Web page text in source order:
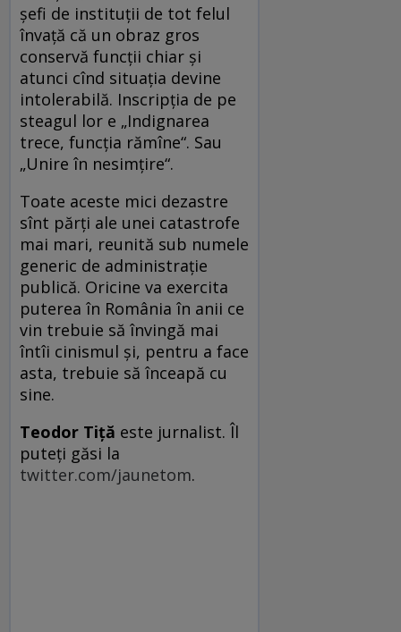
șefi de instituții de tot felul
învață că un obraz gros
conservă funcții chiar și
atunci cînd situația devine
intolerabilă. Inscripția de pe
steagul lor e „Indignarea
trece, funcția rămîne“. Sau
„Unire în nesimțire“.
Toate aceste mici dezastre
sînt părți ale unei catastrofe
mai mari, reunită sub numele
generic de administrație
publică. Oricine va exercita
puterea în România în anii ce
vin trebuie să învingă mai
întîi cinismul și, pentru a face
asta, trebuie să înceapă cu
sine.
Teodor Tiţă este jurnalist. Îl
puteţi găsi la
twitter.com/jaunetom.